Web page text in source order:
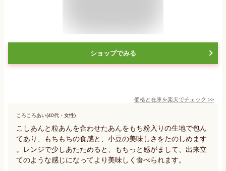
ショップでみる
価格と在庫を楽天でチェック >>
ころころあい(40代・女性)
こしあんと粒あんを合わせたあんをもち粉入りの生地で包ん
てあり、もちもちの食感と、小豆の美味しさをたのしめます
。レンジで少しあたためると、もちっと感がまして、出来立
てのような感じになってより美味しく食べられます。